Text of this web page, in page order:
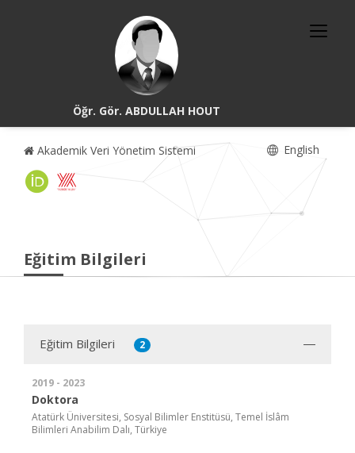
Öğr. Gör. ABDULLAH HOUT
Akademik Veri Yönetim Sistemi English
Eğitim Bilgileri
Eğitim Bilgileri 2
2019 - 2023
Doktora
Atatürk Üniversitesi, Sosyal Bilimler Enstitüsü, Temel İslâm
Bilimleri Anabilim Dalı, Türkiye